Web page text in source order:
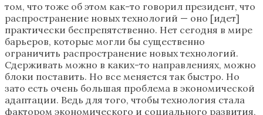
том, что тоже об этом как-то говорил президент, что
распространение новых технологий — оно [идет]
практически беспрепятственно. Нет сегодня в мире
барьеров, которые могли бы существенно
ограничить распространение новых технологий.
Сдерживать можно в каких-то направлениях, можно
блоки поставить. Но все меняется так быстро. Но
зато есть очень большая проблема в экономической
адаптации. Ведь для того, чтобы технология стала
фактором экономического и социального развития,